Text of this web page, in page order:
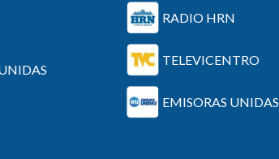
RADIO HRN
TELEVICENTRO
EMISORAS UNIDAS